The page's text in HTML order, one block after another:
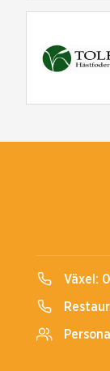
Växel:
Personal